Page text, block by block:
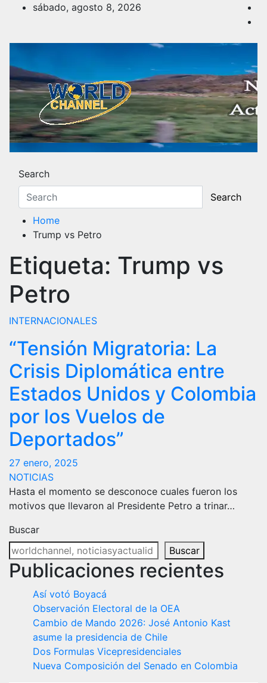
sábado, agosto 8, 2026
Noticias y Actualidad
Search
Search
Home
Trump vs Petro
Etiqueta: Trump vs
Petro
INTERNACIONALES
“Tensión Migratoria: La
Crisis Diplomática entre
Estados Unidos y Colombia
por los Vuelos de
Deportados”
27 enero, 2025
NOTICIAS
Hasta el momento se desconoce cuales fueron los
motivos que llevaron al Presidente Petro a trinar…
Buscar
Buscar
Publicaciones recientes
Así votó Boyacá
Observación Electoral de la OEA
Cambio de Mando 2026: José Antonio Kast
asume la presidencia de Chile
Dos Formulas Vicepresidenciales
Nueva Composición del Senado en Colombia